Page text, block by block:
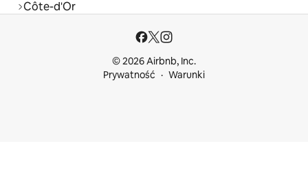
Côte-d'Or
© 2026 Airbnb, Inc.
Prywatność
Warunki